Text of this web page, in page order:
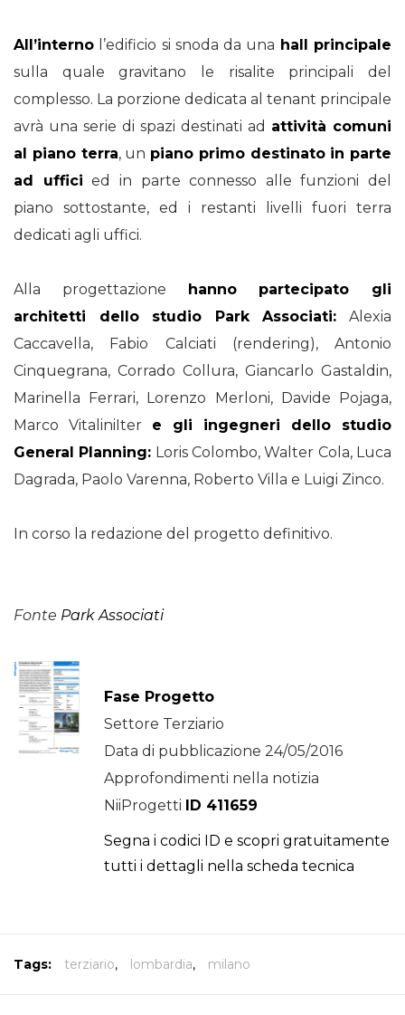
All’interno l’edificio si snoda da una hall principale
sulla quale gravitano le risalite principali del
complesso. La porzione dedicata al tenant principale
avrà una serie di spazi destinati ad attività comuni
al piano terra, un piano primo destinato in parte
ad uffici ed in parte connesso alle funzioni del
piano sottostante, ed i restanti livelli fuori terra
dedicati agli uffici.
Alla progettazione hanno partecipato gli
architetti dello studio Park Associati: Alexia
Caccavella, Fabio Calciati (rendering), Antonio
Cinquegrana, Corrado Collura, Giancarlo Gastaldin,
Marinella Ferrari, Lorenzo Merloni, Davide Pojaga,
Marco VitaliniIter e gli ingegneri dello studio
General Planning: Loris Colombo, Walter Cola, Luca
Dagrada, Paolo Varenna, Roberto Villa e Luigi Zinco.
In corso la redazione del progetto definitivo.
Fonte Park Associati
Fase Progetto
Settore Terziario
Data di pubblicazione 24/05/2016
Approfondimenti nella notizia
NiiProgetti ID 411659
Segna i codici ID e scopri gratuitamente
tutti i dettagli nella scheda tecnica
Tags: terziario, lombardia, milano